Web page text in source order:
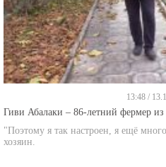
13:48 /
Гиви Абалаки – 86-летний фермер
"Поэтому я так настроен, я ещё
хозяин.